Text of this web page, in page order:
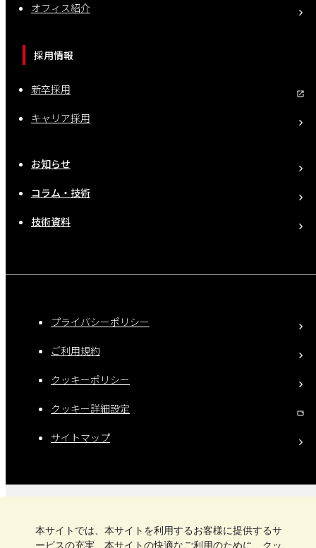
オフィス紹介
採用情報
新卒採用
キャリア採用
お知らせ
コラム・技術
技術資料
プライバシーポリシー
ご利用規約
クッキーポリシー
クッキー詳細設定
サイトマップ
Copyright © Nisshin Engineering Inc. All Rights Reserved
本サイトでは、本サイトを利用するお客様に提供するサ
ービスの充実、本サイトの快適なご利用のために、クッ